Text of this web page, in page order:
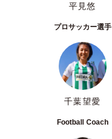
平見悠
プロサッカー選手
千葉望愛
Football Coach